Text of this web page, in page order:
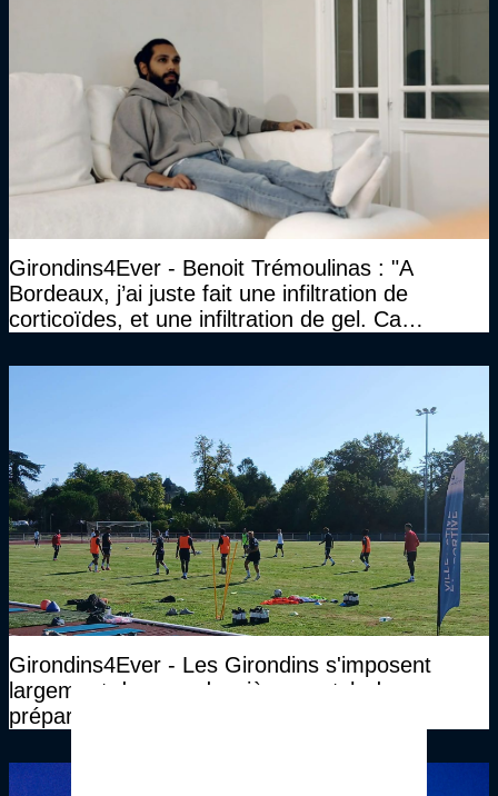
Girondins4Ever - Benoit Trémoulinas : "A
Bordeaux, j’ai juste fait une infiltration de
corticoïdes, et une infiltration de gel. Ca
Girondins4Ever - Les Girondins s'imposent
largement dans ce deuxième match de
préparation